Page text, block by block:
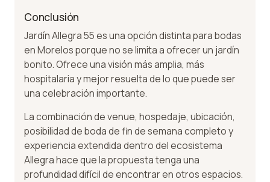
Conclusión
Jardín Allegra 55 es una opción distinta para bodas
en Morelos porque no se limita a ofrecer un jardín
bonito. Ofrece una visión más amplia, más
hospitalaria y mejor resuelta de lo que puede ser
una celebración importante.
La combinación de venue, hospedaje, ubicación,
posibilidad de boda de fin de semana completo y
experiencia extendida dentro del ecosistema
Allegra hace que la propuesta tenga una
profundidad difícil de encontrar en otros espacios.